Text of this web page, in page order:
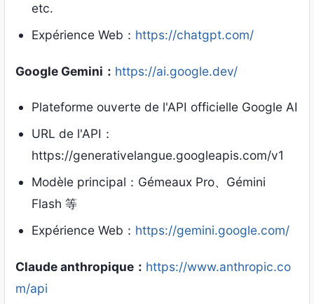
etc.
Expérience Web： https://chatgpt.com/
Google Gemini： https://ai.google.dev/
Plateforme ouverte de l'API officielle Google AI
URL de l'API：
https://generativelangue.googleapis.com/v1
Modèle principal：Gémeaux Pro、Gémini
Flash 等
Expérience Web： https://gemini.google.com/
Claude anthropique： https://www.anthropic.co
m/api